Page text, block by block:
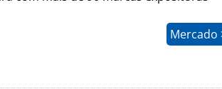
Mercado